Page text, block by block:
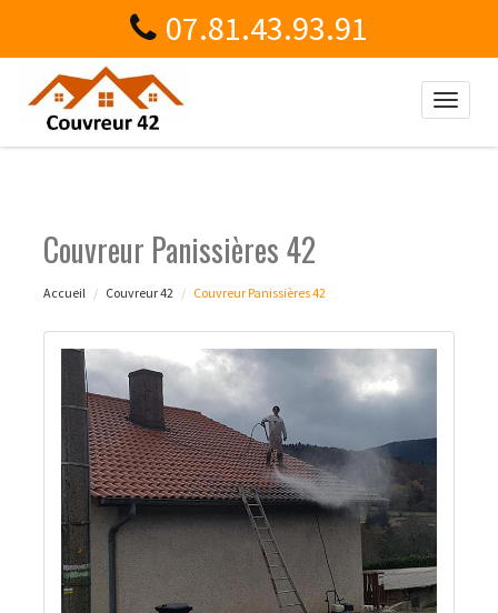
07.81.43.93.91
Toggle
Couvreur Panissières 42
Accueil Couvreur 42 Couvreur Panissières 42